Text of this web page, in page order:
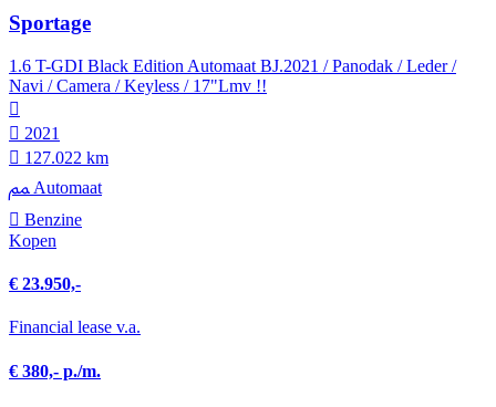
Sportage
1.6 T-GDI Black Edition Automaat BJ.2021 / Panodak / Leder /
Navi / Camera / Keyless / 17"Lmv !!
2021
127.022 km
Automaat
Benzine
Kopen
€ 23.950,-
Financial lease v.a.
€ 380,- p./m.